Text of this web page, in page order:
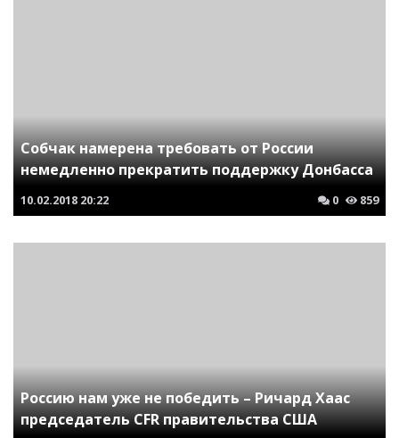
Собчак намерена требовать от России
немедленно прекратить поддержку Донбасса
10.02.2018 20:22 0 859
Россию нам уже не победить – Ричард Хаас
председатель CFR правительства США